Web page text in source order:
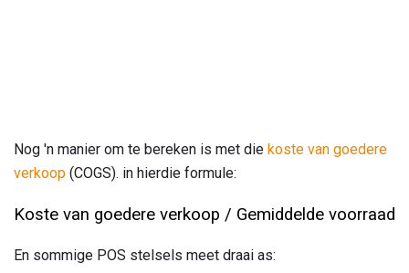
Nog 'n manier om te bereken is met die koste van goedere
verkoop (COGS). in hierdie formule:
Koste van goedere verkoop / Gemiddelde voorraad
En sommige POS stelsels meet draai as: